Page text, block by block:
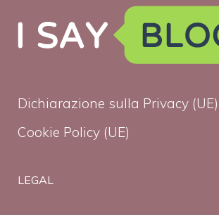
Dichiarazione sulla Privacy (UE)
Cookie Policy (UE)
LEGAL